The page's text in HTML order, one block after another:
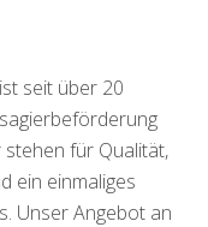
seit über 20
stehen für Qualität,
ein einmaliges
Unser Angebot an